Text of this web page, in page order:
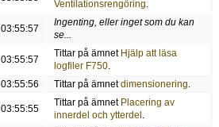
Ventilationsrengöring.
03:55:57
Ingenting, eller inget som du kan
se...
03:55:57
Tittar på ämnet Hjälp att läsa
logfiler F750.
03:55:56 Tittar på ämnetdimensionering.
03:55:55
Tittar på ämnet Placering av
innerdel och ytterdel .